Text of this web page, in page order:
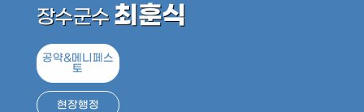
장수군수 최훈식
공약&메니페스
토
현장행정